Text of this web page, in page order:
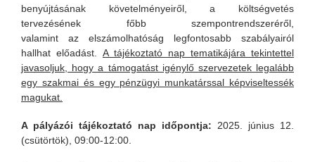
benyújtásának követelményeiről, a költségvetés
tervezésének főbb szempontrendszeréről,
valamint az elszámolhatóság legfontosabb szabályairól
hallhat előadást. A tájékoztató nap tematikájára tekintettel
javasoljuk, hogy a támogatást igénylő szervezetek legalább
egy szakmai és egy pénzügyi munkatárssal képviseltessék
magukat.
A pályázói tájékoztató nap időpontja: 2025. június 12.
(csütörtök), 09:00-12:00.